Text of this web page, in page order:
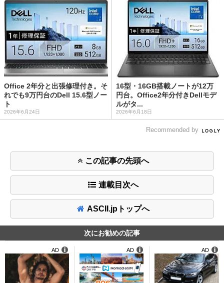
Office 2年分と出張修理付き。そ
れでも9万円台のDell 15.6型ノー
ト
2026年6月24日
16型・16GB搭載ノートが12万
円台。Office2年分付きDellモデ
ルがタ...
2026年6月18日
Recommended by
この記事の先頭へ
連載目次へ
ASCII.jpトップへ
次にお勧めの記事
AD AD AD